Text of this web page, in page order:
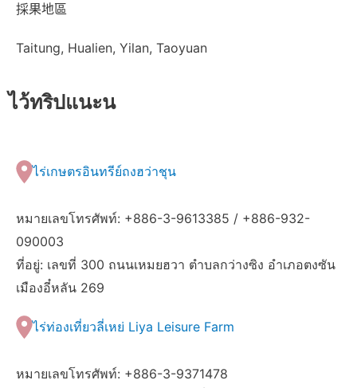
採果地區
Taitung, Hualien, Yilan, Taoyuan
ไว้ทริปแนะน
ไร่เกษตรอินทรีย์ถงฮว่าชุน
หมายเลขโทรศัพท์: +886-3-9613385 / +886-932-
090003
ที่อยู่: เลขที่ 300 ถนนเหมยฮวา ตำบลกว่างซิง อำเภอตงซัน
เมืองอี๋หลัน 269
ไร่ท่องเที่ยวลี่เหย่ Liya Leisure Farm
หมายเลขโทรศัพท์: +886-3-9371478